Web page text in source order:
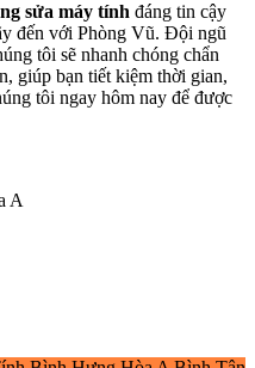
sửa máy tính đáng tin cậy
đến với Phòng Vũ. Đội ngũ
tôi sẽ nhanh chóng chẩn
giúp bạn tiết kiệm thời gian,
tôi ngay hôm nay để được
A